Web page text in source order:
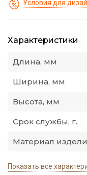
Условия для
Характеристики
Длина, мм
Ширина, мм
Высота, мм
Срок службы, г.
Материал
Показать все